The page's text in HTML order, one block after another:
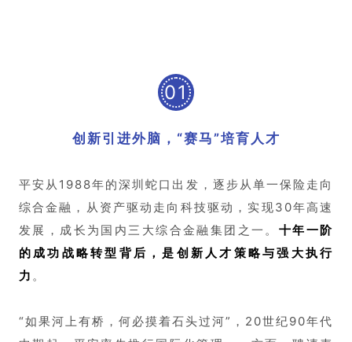
01
创新引进外脑，“赛马”培育人才
平安从1988年的深圳蛇口出发，逐步从单一保险走向
综合金融，从资产驱动走向科技驱动，实现30年高速
发展，成长为国内三大综合金融集团之一。 十年一阶
的成功战略转型背后，是创新人才策略与强大执行
力 。
“如果河上有桥，何必摸着石头过河”，20世纪90年代